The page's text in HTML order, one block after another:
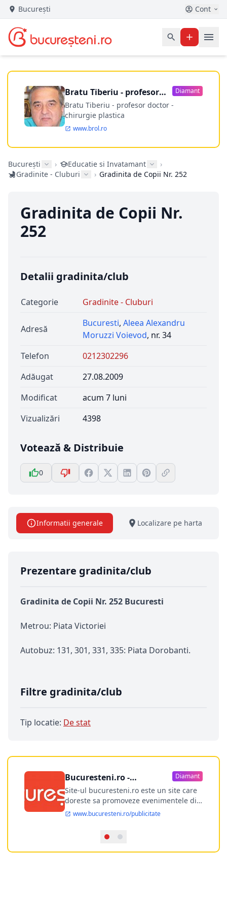
București Cont
Bratu Tiberiu - profesor
doctor
Diamant
Bratu Tiberiu - profesor doctor -
chirurgie plastica
www.brol.ro
București › Educatie si Invatamant
›
Gradinite - Cluburi
› Gradinita de Copii Nr. 252
Gradinita de Copii Nr.
252
Detalii gradinita/club
Categorie Gradinite - Cluburi
Adresă
Bucuresti, Aleea Alexandru
Moruzzi Voievod, nr. 34
Telefon
0212302296
Adăugat
27.08.2009
Modificat
acum 7 luni
Vizualizări
4398
Votează & Distribuie
0
Informatii generale Localizare pe harta
Prezentare gradinita/club
Gradinita de Copii Nr. 252 Bucuresti
Metrou: Piata Victoriei
Autobuz: 131, 301, 331, 335: Piata Dorobanti.
Filtre gradinita/club
Tip locatie: De stat
Bucuresteni.ro -
publicitate online
Diamant
Site-ul bucuresteni.ro este un site care
doreste sa promoveze evenimentele din
Bucuresti si nu numai, sa puna la
dispozitia utilizatorului cea mai
Bucuresti-ului, si in acelasi timp sa
ofere posibilitatea firmel...
www.bucuresteni.ro/publicitate